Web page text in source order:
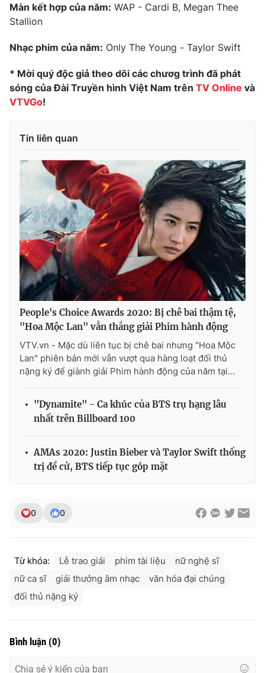
Màn kết hợp của năm: WAP - Cardi B, Megan Thee
Stallion
Nhạc phim của năm: Only The Young - Taylor Swift
* Mời quý độc giả theo dõi các chươg trình đã phát
sóng của Đài Truyền hình Việt Nam trên TV Online và
VTVGo!
Tin liên quan
People's Choice Awards 2020: Bị chê bai thậm tệ,
"Hoa Mộc Lan" vẫn thắng giải Phim hành động
VTV.vn - Mặc dù liên tục bị chê bai nhưng "Hoa Mộc
Lan" phiên bản mới vẫn vượt qua hàng loạt đối thủ
nặng ký để giành giải Phim hành động của năm tại...
"Dynamite" - Ca khúc của BTS trụ hạng lâu
nhất trên Billboard 100
AMAs 2020: Justin Bieber và Taylor Swift thống
trị đề cử, BTS tiếp tục góp mặt
0 0
Từ khóa: Lễ trao giải phim tài liệu
nữ nghệ sĩ
nữ ca sĩ
giải thưởng âm nhạc
văn hóa đại chúng
đối thủ nặng ký
Bình luận (0)